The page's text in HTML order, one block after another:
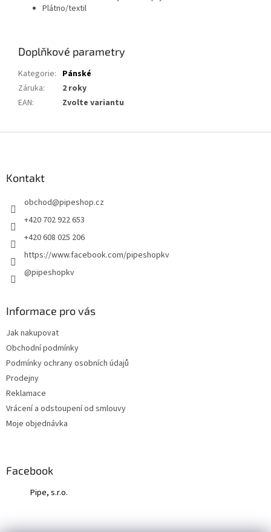
Plátno/textil
Doplňkové parametry
Kategorie: Pánské
Záruka:
2 roky
EAN: Zvolte variantu
Kontakt
obchod@pipeshop.cz
+420 702 922 653
+420 608 025 206
https://www.facebook.com/pipeshopkv
@pipeshopkv
Informace pro vás
Jak nakupovat
Obchodní podmínky
Podmínky ochrany osobních údajů
Prodejny
Reklamace
Vrácení a odstoupení od smlouvy
Moje objednávka
Facebook
Pipe, s.r.o.